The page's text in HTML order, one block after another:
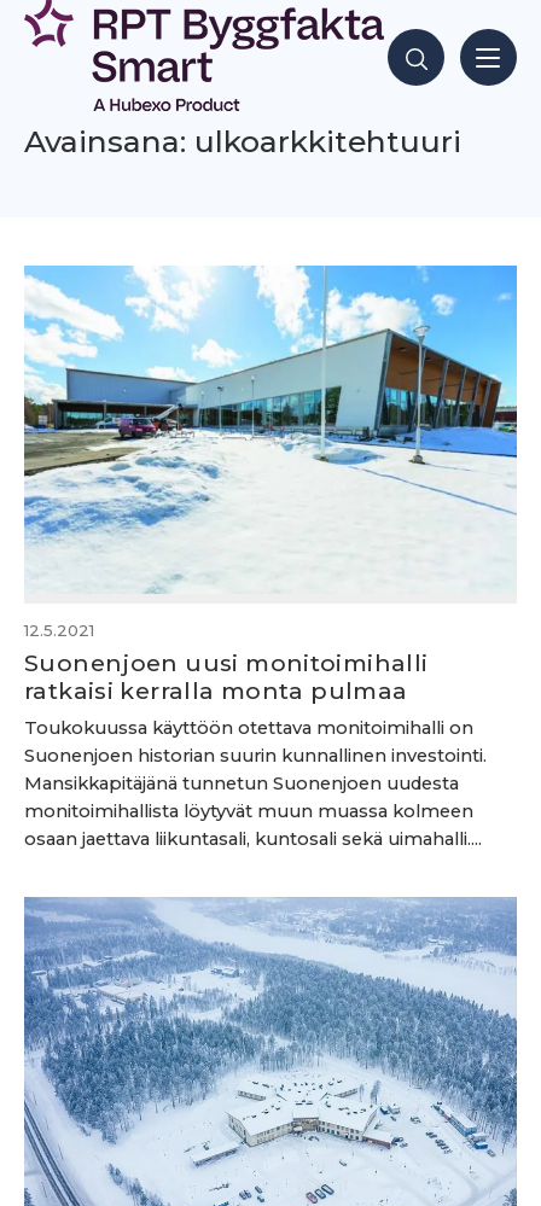
Siirry
sisältöön
Hae sisältöjä
Avainsana: ulkoarkkitehtuuri
12.5.2021
Suonenjoen uusi monitoimihalli
ratkaisi kerralla monta pulmaa
Toukokuussa käyttöön otettava monitoimihalli on
Suonenjoen historian suurin kunnallinen investointi.
Mansikkapitäjänä tunnetun Suonenjoen uudesta
monitoimihallista löytyvät muun muassa kolmeen
osaan jaettava liikuntasali, kuntosali sekä uimahalli....